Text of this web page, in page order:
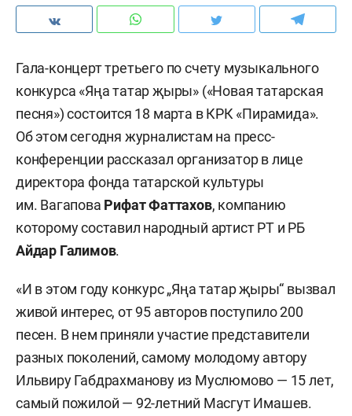
Гала-концерт третьего по счету музыкального
конкурса «Яңа татар җыры» («Новая татарская
песня») состоится 18 марта в КРК «Пирамида».
Об этом сегодня журналистам на пресс-
конференции рассказал организатор в лице
директора фонда татарской культуры
им. Вагапова Рифат Фаттахов, компанию
которому составил народный артист РТ и РБ
Айдар Галимов.
«И в этом году конкурс „Яңа татар җыры“ вызвал
живой интерес, от 95 авторов поступило 200
песен. В нем приняли участие представители
разных поколений, самому молодому автору
Ильвиру Габдрахманову из Муслюмово — 15 лет,
самый пожилой — 92-летний Масгут Имашев.